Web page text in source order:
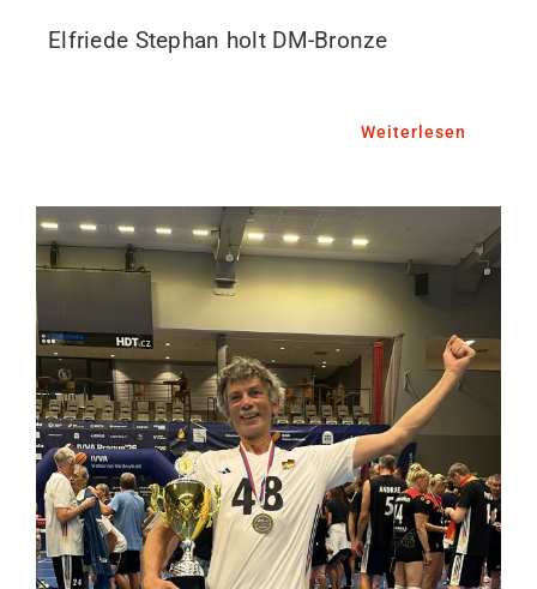
Elfriede Stephan holt DM-Bronze
Weiterlesen